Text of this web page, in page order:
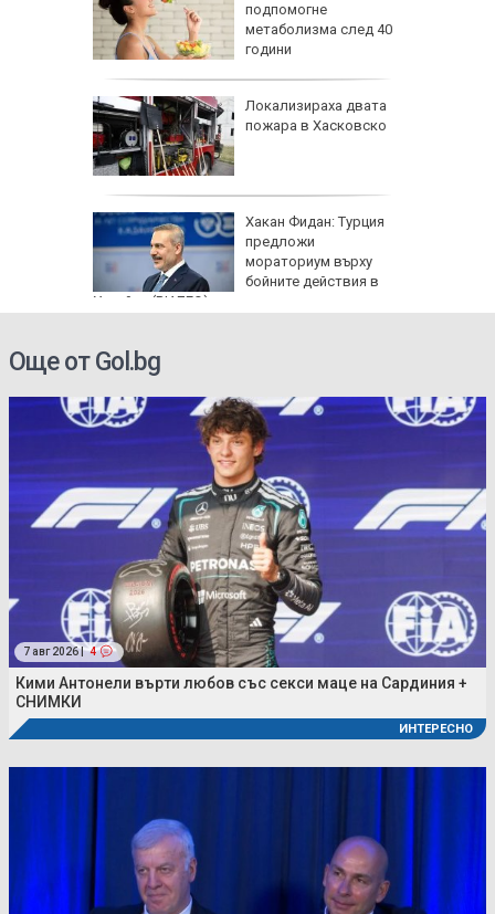
подпомогне
метаболизма след 40
години
Локализираха двата
пожара в Хасковско
Хакан Фидан: Турция
предложи
мораториум върху
бойните действия в
Украйна (ВИДЕО)
Още от Gol.bg
7 авг 2026 | 4
Кими Антонели върти любов със секси маце на Сардиния +
СНИМКИ
ИНТЕРЕСНО